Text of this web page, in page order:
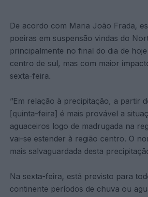
De acordo com Maria João Frada,
poeiras em suspensão vindas do
principalmente no final do dia de
centro de sul, mas com maior
sexta-feira.
“Em relação à precipitação, a partir
[quinta-feira] é mais provável a
aguaceiros logo de madrugada na
vai-se estender à região centro. O
mais salvaguardada desta
Na sexta-feira, está previsto para
continente períodos de chuva ou